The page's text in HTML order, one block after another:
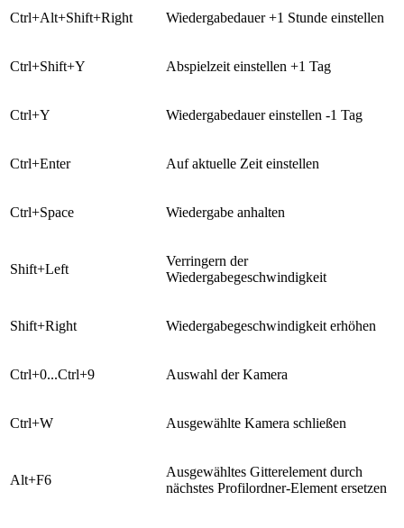
​Ctrl+Alt+Shift+Right ​Wiedergabedauer +1 Stunde einstellen
​Ctrl+Shift+Y ​Abspielzeit einstellen +1 Tag
​Ctrl+Y Wiedergabedauer einstellen -1 Tag
​Ctrl+Enter ​Auf aktuelle Zeit einstellen
​Ctrl+Space ​Wiedergabe anhalten
​Shift+Left
​Verringern der
Wiedergabegeschwindigkeit
​Shift+Right Wiedergabegeschwindigkeit erhöhen
​Ctrl+0...Ctrl+9 ​Auswahl der Kamera
​Ctrl+W ​Ausgewählte Kamera schließen
​​Alt+F6
​Ausgewähltes Gitterelement durch
nächstes Profilordner-Element ersetzen